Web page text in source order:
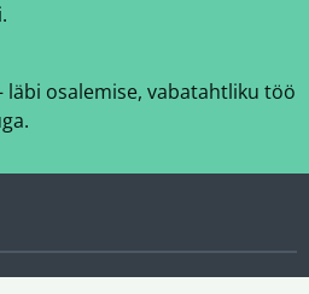
läbi osalemise, vabatahtliku töö